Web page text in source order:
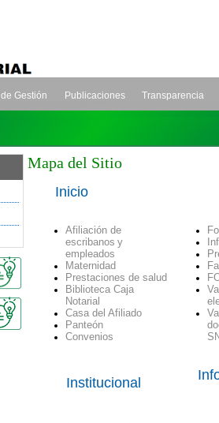
Gestión Publicaciones Transparencia
Mapa del Sitio
Inicio
Afiliación de
escribanos y
empleados
Maternidad
Prestaciones de salud
Biblioteca Caja
Notarial
Casa del Afiliado
Panteón
Convenios
d
Institucional